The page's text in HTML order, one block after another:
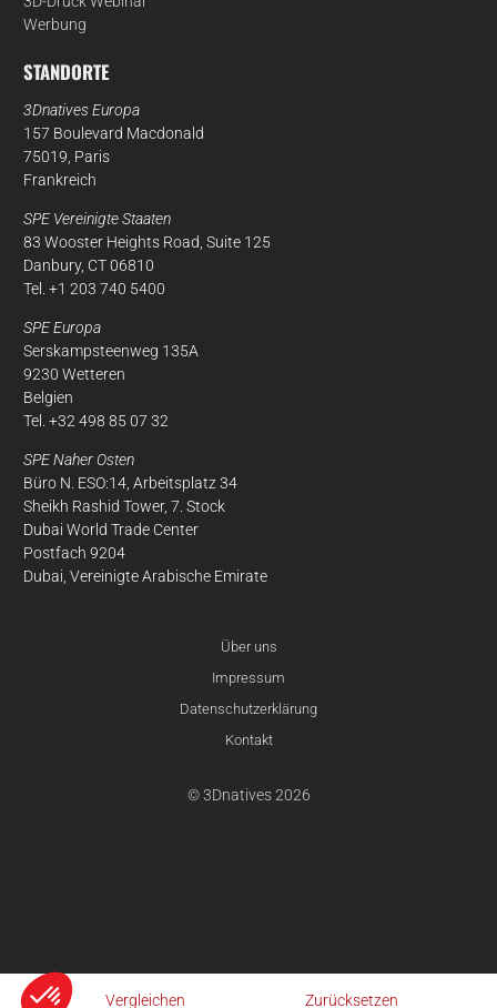
Werbung
STANDORTE
3Dnatives Europa
157 Boulevard Macdonald
75019, Paris
Frankreich
SPE Vereinigte Staaten
83 Wooster Heights Road, Suite 125
Danbury, CT 06810
Tel. +1 203 740 5400
SPE Europa
Serskampsteenweg 135A
9230 Wetteren
Belgien
Tel. +32 498 85 07 32
SPE Naher Osten
Büro N. ESO:14, Arbeitsplatz 34
Sheikh Rashid Tower, 7. Stock
Dubai World Trade Center
Postfach 9204
Dubai, Vereinigte Arabische Emirate
Über uns
Impressum
Datenschutzerklärung
Kontakt
© 3Dnatives 2026
Vergleichen Zurücksetzen